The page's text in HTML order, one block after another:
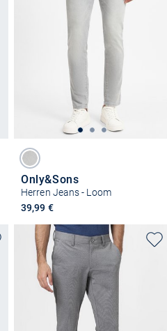
Only&Sons
Herren Jeans - Loom
39,99 €